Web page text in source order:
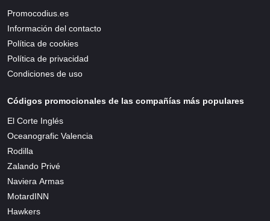
Promocodius.es
Información del contacto
Política de cookies
Política de privacidad
Condiciones de uso
Códigos promocionales de las compañías más populares
El Corte Inglés
Oceanografic Valencia
Rodilla
Zalando Privé
Naviera Armas
MotardINN
Hawkers